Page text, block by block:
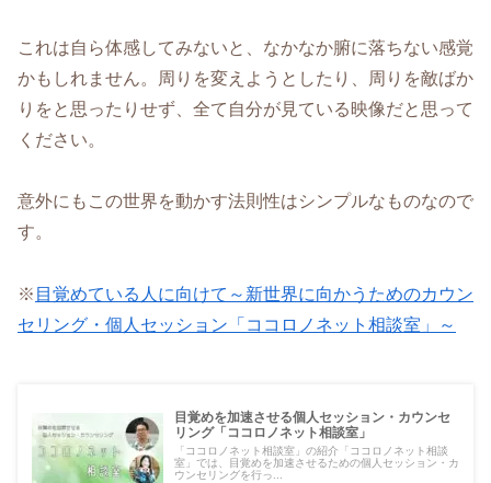
これは自ら体感してみないと、なかなか腑に落ちない感覚
かもしれません。周りを変えようとしたり、周りを敵ばか
りをと思ったりせず、全て自分が見ている映像だと思って
ください。
意外にもこの世界を動かす法則性はシンプルなものなので
す。
※ 目覚めている人に向けて～新世界に向かうためのカウン
セリング・個人セッション「ココロノネット相談室」～
目覚めを加速させる個人セッション・カウンセ
リング「ココロノネット相談室」
「ココロノネット相談室」の紹介「ココロノネット相談
室」では、目覚めを加速させるための個人セッション・カ
ウンセリングを行っ...